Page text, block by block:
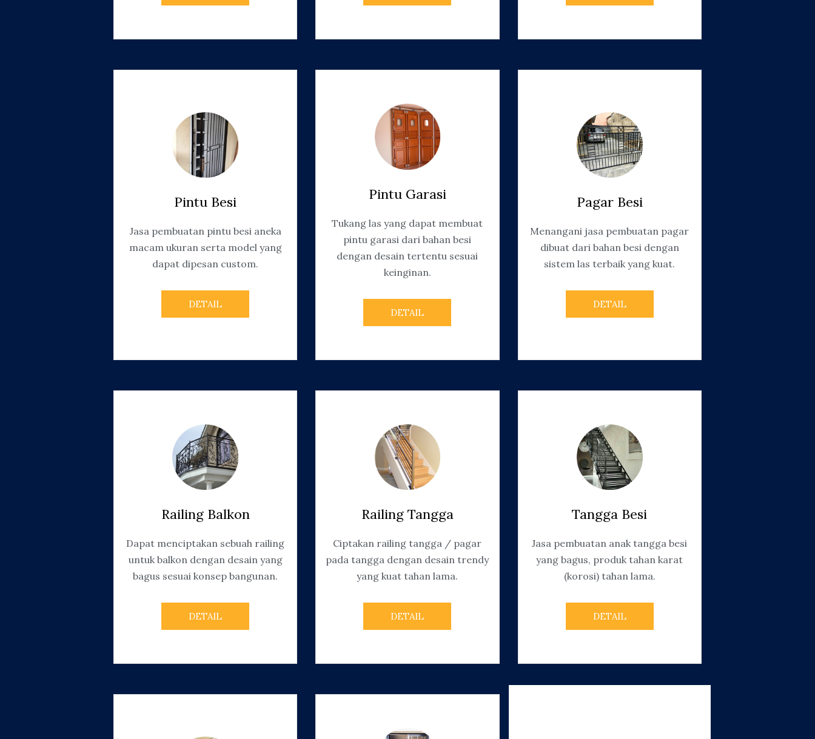
Pintu Besi
Jasa pembuatan pintu besi aneka
macam ukuran serta model yang
dapat dipesan custom.
DETAIL
Pintu Garasi
Tukang las yang dapat membuat
pintu garasi dari bahan besi
dengan desain tertentu sesuai
keinginan.
DETAIL
Pagar Besi
Menangani jasa pembuatan pagar
dibuat dari bahan besi dengan
sistem las terbaik yang kuat.
DETAIL
Railing Balkon
Dapat menciptakan sebuah railing
untuk balkon dengan desain yang
bagus sesuai konsep bangunan.
DETAIL
Railing Tangga
Ciptakan railing tangga / pagar
pada tangga dengan desain trendy
yang kuat tahan lama.
DETAIL
Tangga Besi
Jasa pembuatan anak tangga besi
yang bagus, produk tahan karat
(korosi) tahan lama.
DETAIL